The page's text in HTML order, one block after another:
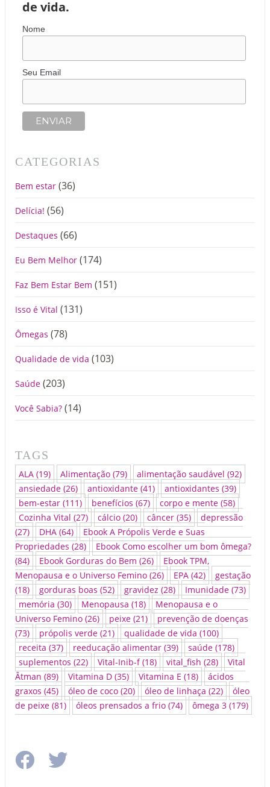
de vida.
Nome
Seu Email
CATEGORIAS
Bem estar (36)
Delícia! (56)
Destaques (66)
Eu Bem Melhor (174)
Faz Bem Estar Bem (151)
Isso é Vital (131)
Ômegas (78)
Qualidade de vida (103)
Saúde (203)
Você Sabia? (14)
TAGS
ALA (19) Alimentação (79) alimentação saudável (92)
ansiedade (26) antioxidante (41) antioxidantes (39)
bem-estar (111) benefícios (67) corpo e mente (58)
Cozinha Vital (27) cálcio (20) câncer (35)
depressão
(27)
DHA (64)
Ebook A Própolis Verde e Suas
Propriedades (28)
Ebook Como escolher um bom ômega?
(84)
Ebook Gorduras do Bem (26)
Ebook TPM,
Menopausa e o Universo Femino (26) EPA (42)
gestação
(18)
gorduras boas (52) gravidez (28) Imunidade (73)
memória (30) Menopausa (18)
Menopausa e o
Universo Femino (26) peixe (21)
prevenção de doenças
(73)
própolis verde (21) qualidade de vida (100)
receita (37) reeducação alimentar (39) saúde (178)
suplementos (22) Vital-Inib-f(18) vital_fish (28)
Vital
Âtman (89) Vitamina D (35) Vitamina E (18)
ácidos
graxos (45) óleo de coco (20) óleo de linhaça (22)
óleo
de peixe (81) óleos prensados a frio (74) ômega 3 (179)